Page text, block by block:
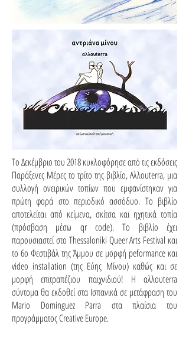
Το Δεκέμβριο του 2018 κυκλοφόρησε από τις εκδόσεις
Παράξενες Μέρες το τρίτο της βιβλίο, Αλλουterra, μια
συλλογή ονειρικών τοπίων που εμφανίστηκαν για
πρώτη φορά στο περιοδικό ασσόδυο. Το βιβλίο
αποτελείται από κείμενα, σκίτσα και ηχητικά τοπία
(πρόσβαση μέσω qr code). Το βιβλίο έχει
παρουσιαστεί στο Thessaloniki Queer Arts Festival και
το 6ο Φεστιβάλ της Άμμου σε μορφή peformance και
video installation (της Εύης Μίνου) καθώς και σε
μορφή επιτραπέζιου παιχνιδιού! Η αλλουterra
σύντομα θα εκδοθεί στα Ισπανικά σε μετάφραση του
Mario Dominguez Parra στα πλαίσια του
προγράμματος Creative Europe.